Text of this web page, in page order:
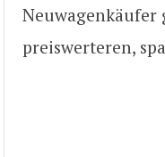
Neuwagenkäufer
preiswerteren,